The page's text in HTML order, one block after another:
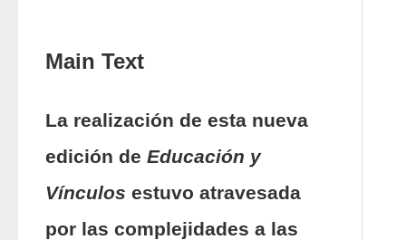
Main Text
La realización de esta nueva
edición de Educación y
Vínculos estuvo atravesada
por las complejidades a las